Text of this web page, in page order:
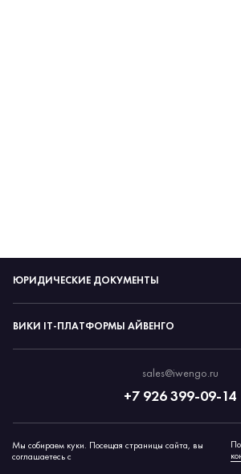
ЮРИДИЧЕСКИЕ ДОКУМЕНТЫ
ВИКИ IT-ПЛАТФОРМЫ АЙВЕНГО
sales@iwengo.ru
+7 926 399-09-14
© 2026 Айвенго
Мы собираем куки. Посещая страницы сайта, вы
соглашаетесь с